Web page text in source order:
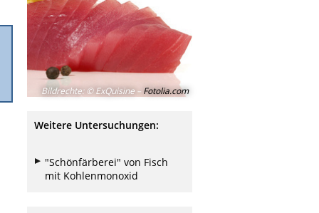
Bildrechte:© ExQuisine – Fotolia.com
Weitere Untersuchungen:
"Schönfärberei" von Fisch
mit Kohlenmonoxid